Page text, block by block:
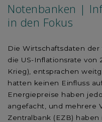
Notenbanken |
in den Fokus
Die Wirtschaftsdaten
die US-Inflationsrate von
Krieg), entsprachen
hatten keinen Einfluss
Energiepreise haben
angefacht, und mehrere
Zentralbank (EZB)